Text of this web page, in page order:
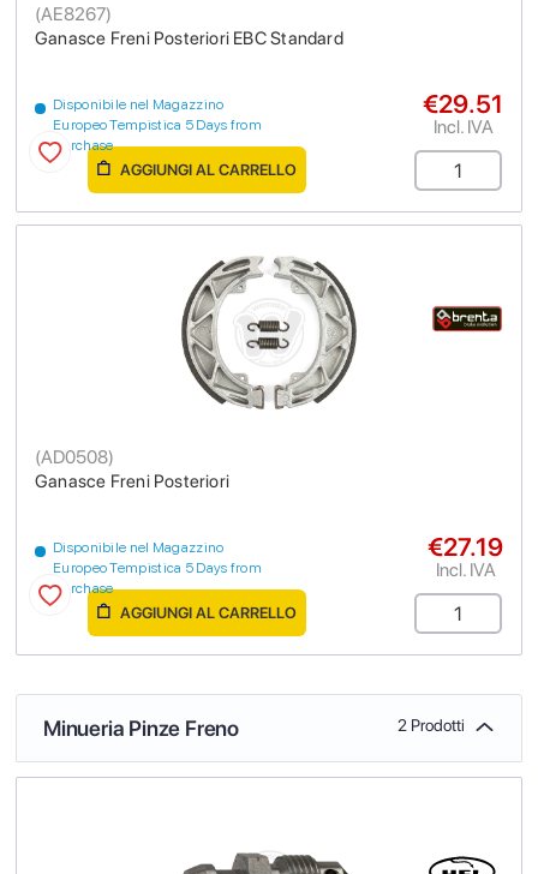
Ganasce Freni Posteriori EBC Standard
(AE8267)
Disponibile nel Magazzino
Europeo Tempistica 5 Days from
purchase
€29.51
Incl. IVA
AGGIUNGI AL CARRELLO
Ganasce Freni Posteriori
(AD0508)
Disponibile nel Magazzino
Europeo Tempistica 5 Days from
purchase
€27.19
Incl. IVA
AGGIUNGI AL CARRELLO
Minueria Pinze Freno 2 Prodotti